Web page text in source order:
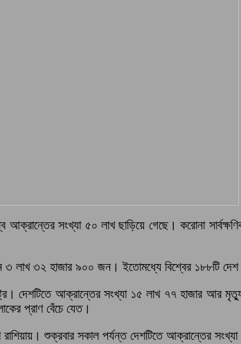
আক্রান্তের সংখ্যা ৫০ লাখ ছাড়িয়ে গেছে। করোনা
৩ লাখ ৩২ হাজার ৯০০ জন। ইতোমধ্যে বিশ্বের ১৮৮টি
দেশটিতে আক্রান্তের সংখ্যা ১৫ লাখ ৭৭ হাজার
প্রাণ বেঁচে যেত।
শুক্রবার সকাল পর্যন্ত দেশটিতে আক্রান্তের